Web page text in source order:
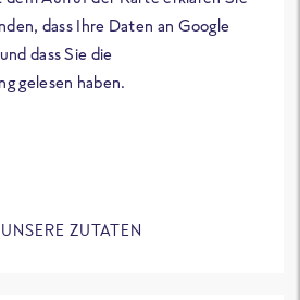
dass Ihre Daten an Google
dass Sie die
gelesen haben.
ZUTATEN